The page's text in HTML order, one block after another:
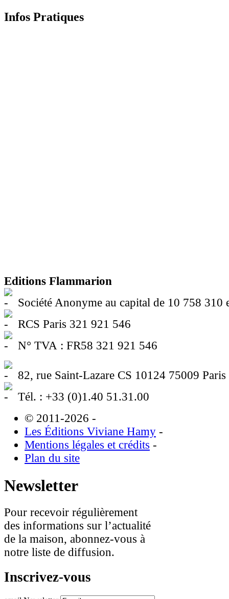
Infos Pratiques
Editions Flammarion
Société Anonyme au capital de 10 758 310
RCS Paris 321 921 546
N° TVA : FR58 321 921 546
82, rue Saint-Lazare CS 10124 75009 Paris
Tél. : +33 (0)1.40 51.31.00
© 2011-2026 -
Les Éditions Viviane Hamy -
Mentions légales et crédits -
Plan du site
Newsletter
Pour recevoir régulièrement
des informations sur l’actualité
de la maison, abonnez-vous à
notre liste de diffusion.
Inscrivez-vous